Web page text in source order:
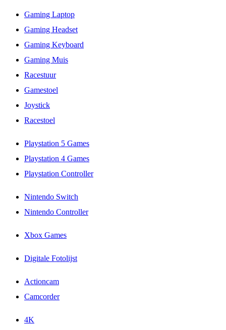
Gaming Laptop
Gaming Headset
Gaming Keyboard
Gaming Muis
Racestuur
Gamestoel
Joystick
Racestoel
Playstation 5 Games
Playstation 4 Games
Playstation Controller
Nintendo Switch
Nintendo Controller
Xbox Games
Digitale Fotolijst
Actioncam
Camcorder
4K